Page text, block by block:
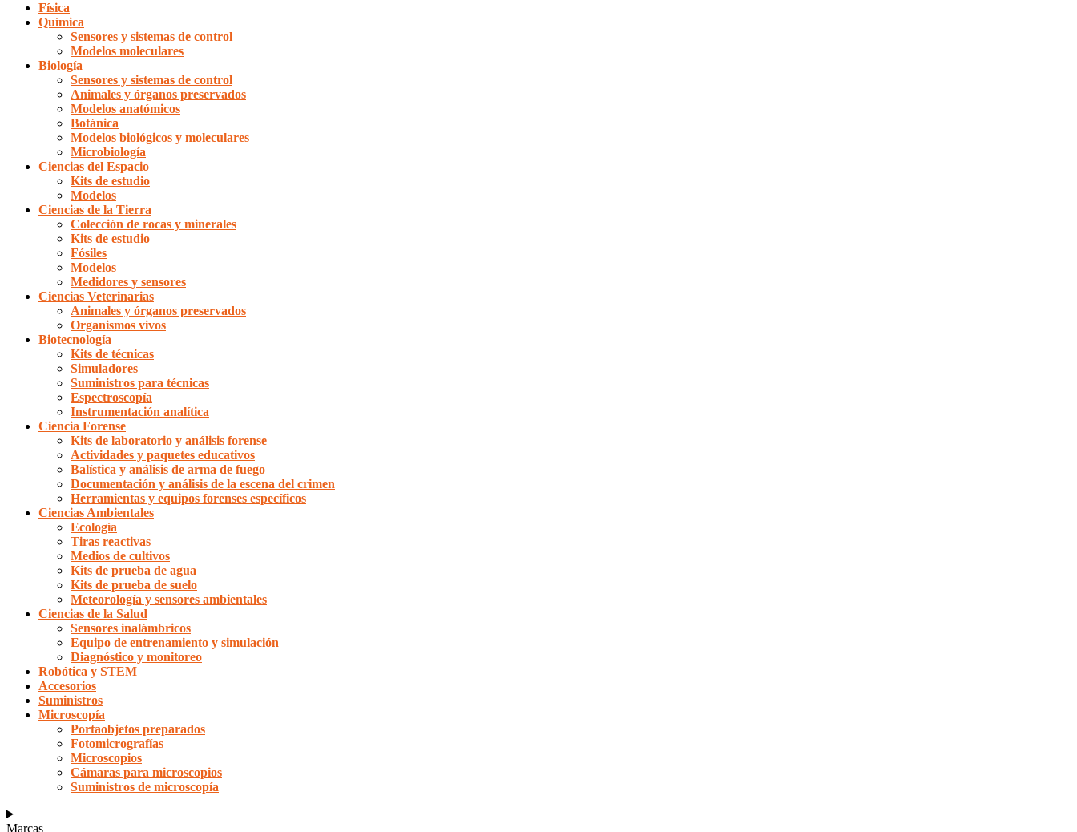
Física
Química
Sensores y sistemas de control
Modelos moleculares
Biología
Sensores y sistemas de control
Animales y órganos preservados
Modelos anatómicos
Botánica
Modelos biológicos y moleculares
Microbiología
Ciencias del Espacio
Kits de estudio
Modelos
Ciencias de la Tierra
Colección de rocas y minerales
Kits de estudio
Fósiles
Modelos
Medidores y sensores
Ciencias Veterinarias
Animales y órganos preservados
Organismos vivos
Biotecnología
Kits de técnicas
Simuladores
Suministros para técnicas
Espectroscopía
Instrumentación analítica
Ciencia Forense
Kits de laboratorio y análisis forense
Actividades y paquetes educativos
Balística y análisis de arma de fuego
Documentación y análisis de la escena del crimen
Herramientas y equipos forenses específicos
Ciencias Ambientales
Ecología
Tiras reactivas
Medios de cultivos
Kits de prueba de agua
Kits de prueba de suelo
Meteorología y sensores ambientales
Ciencias de la Salud
Sensores inalámbricos
Equipo de entrenamiento y simulación
Diagnóstico y monitoreo
Robótica y STEM
Accesorios
Suministros
Microscopía
Portaobjetos preparados
Fotomicrografías
Microscopios
Cámaras para microscopios
Suministros de microscopía
Marcas